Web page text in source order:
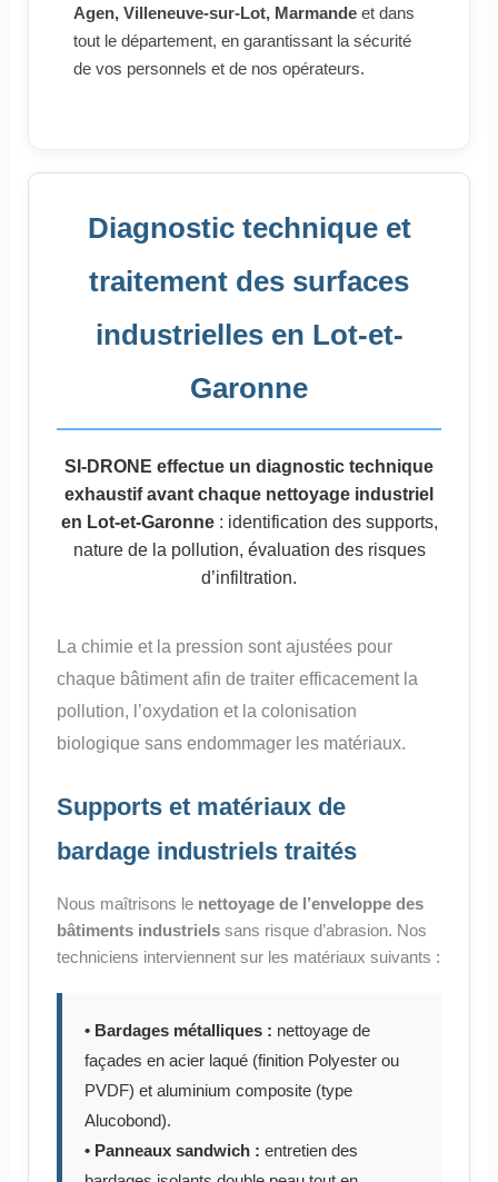
Agen, Villeneuve-sur-Lot, Marmandeet dans
tout le département, en garantissant la sécurité
de vos personnels et de nos opérateurs.
Diagnostic technique et
traitement des surfaces
industrielles en Lot-et-
Garonne
SI-DRONE effectue un diagnostic technique
exhaustif avant chaque nettoyage industriel
en Lot-et-Garonne: identification des supports,
nature de la pollution, évaluation des risques
d’infiltration.
La chimie et la pression sont ajustées pour
chaque bâtiment afin de traiter efficacement la
pollution, l’oxydation et la colonisation
biologique sans endommager les matériaux.
Supports et matériaux de
bardage industriels traités
Nous maîtrisons le nettoyage de l’enveloppe des
bâtiments industrielssans risque d’abrasion. Nos
techniciens interviennent sur les matériaux suivants :
• Bardages métalliques : nettoyage de
façades en acier laqué (finition Polyester ou
PVDF) et aluminium composite (type
Alucobond).
• Panneaux sandwich : entretien des